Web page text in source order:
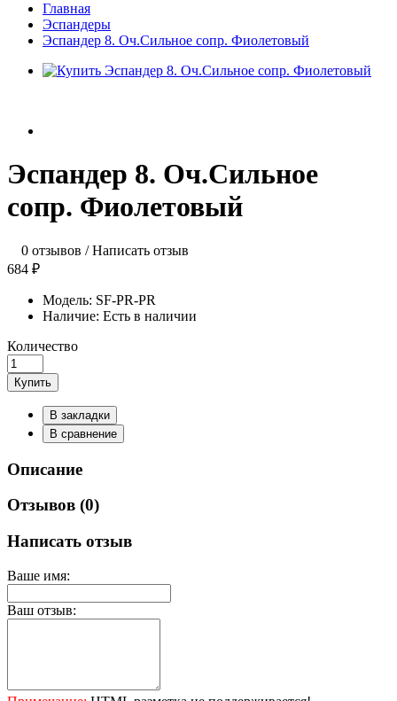
Главная
Эспандеры
Эспандер 8. Оч.Сильное сопр. Фиолетовый
Эспандер 8. Оч.Сильное
сопр. Фиолетовый
0 отзывов /Написать отзыв
684 ₽
Модель: SF-PR-PR
Наличие: Есть в наличии
Количество
Купить
В закладки
В сравнение
Описание
Отзывов (0)
Написать отзыв
Ваше имя:
Ваш отзыв: